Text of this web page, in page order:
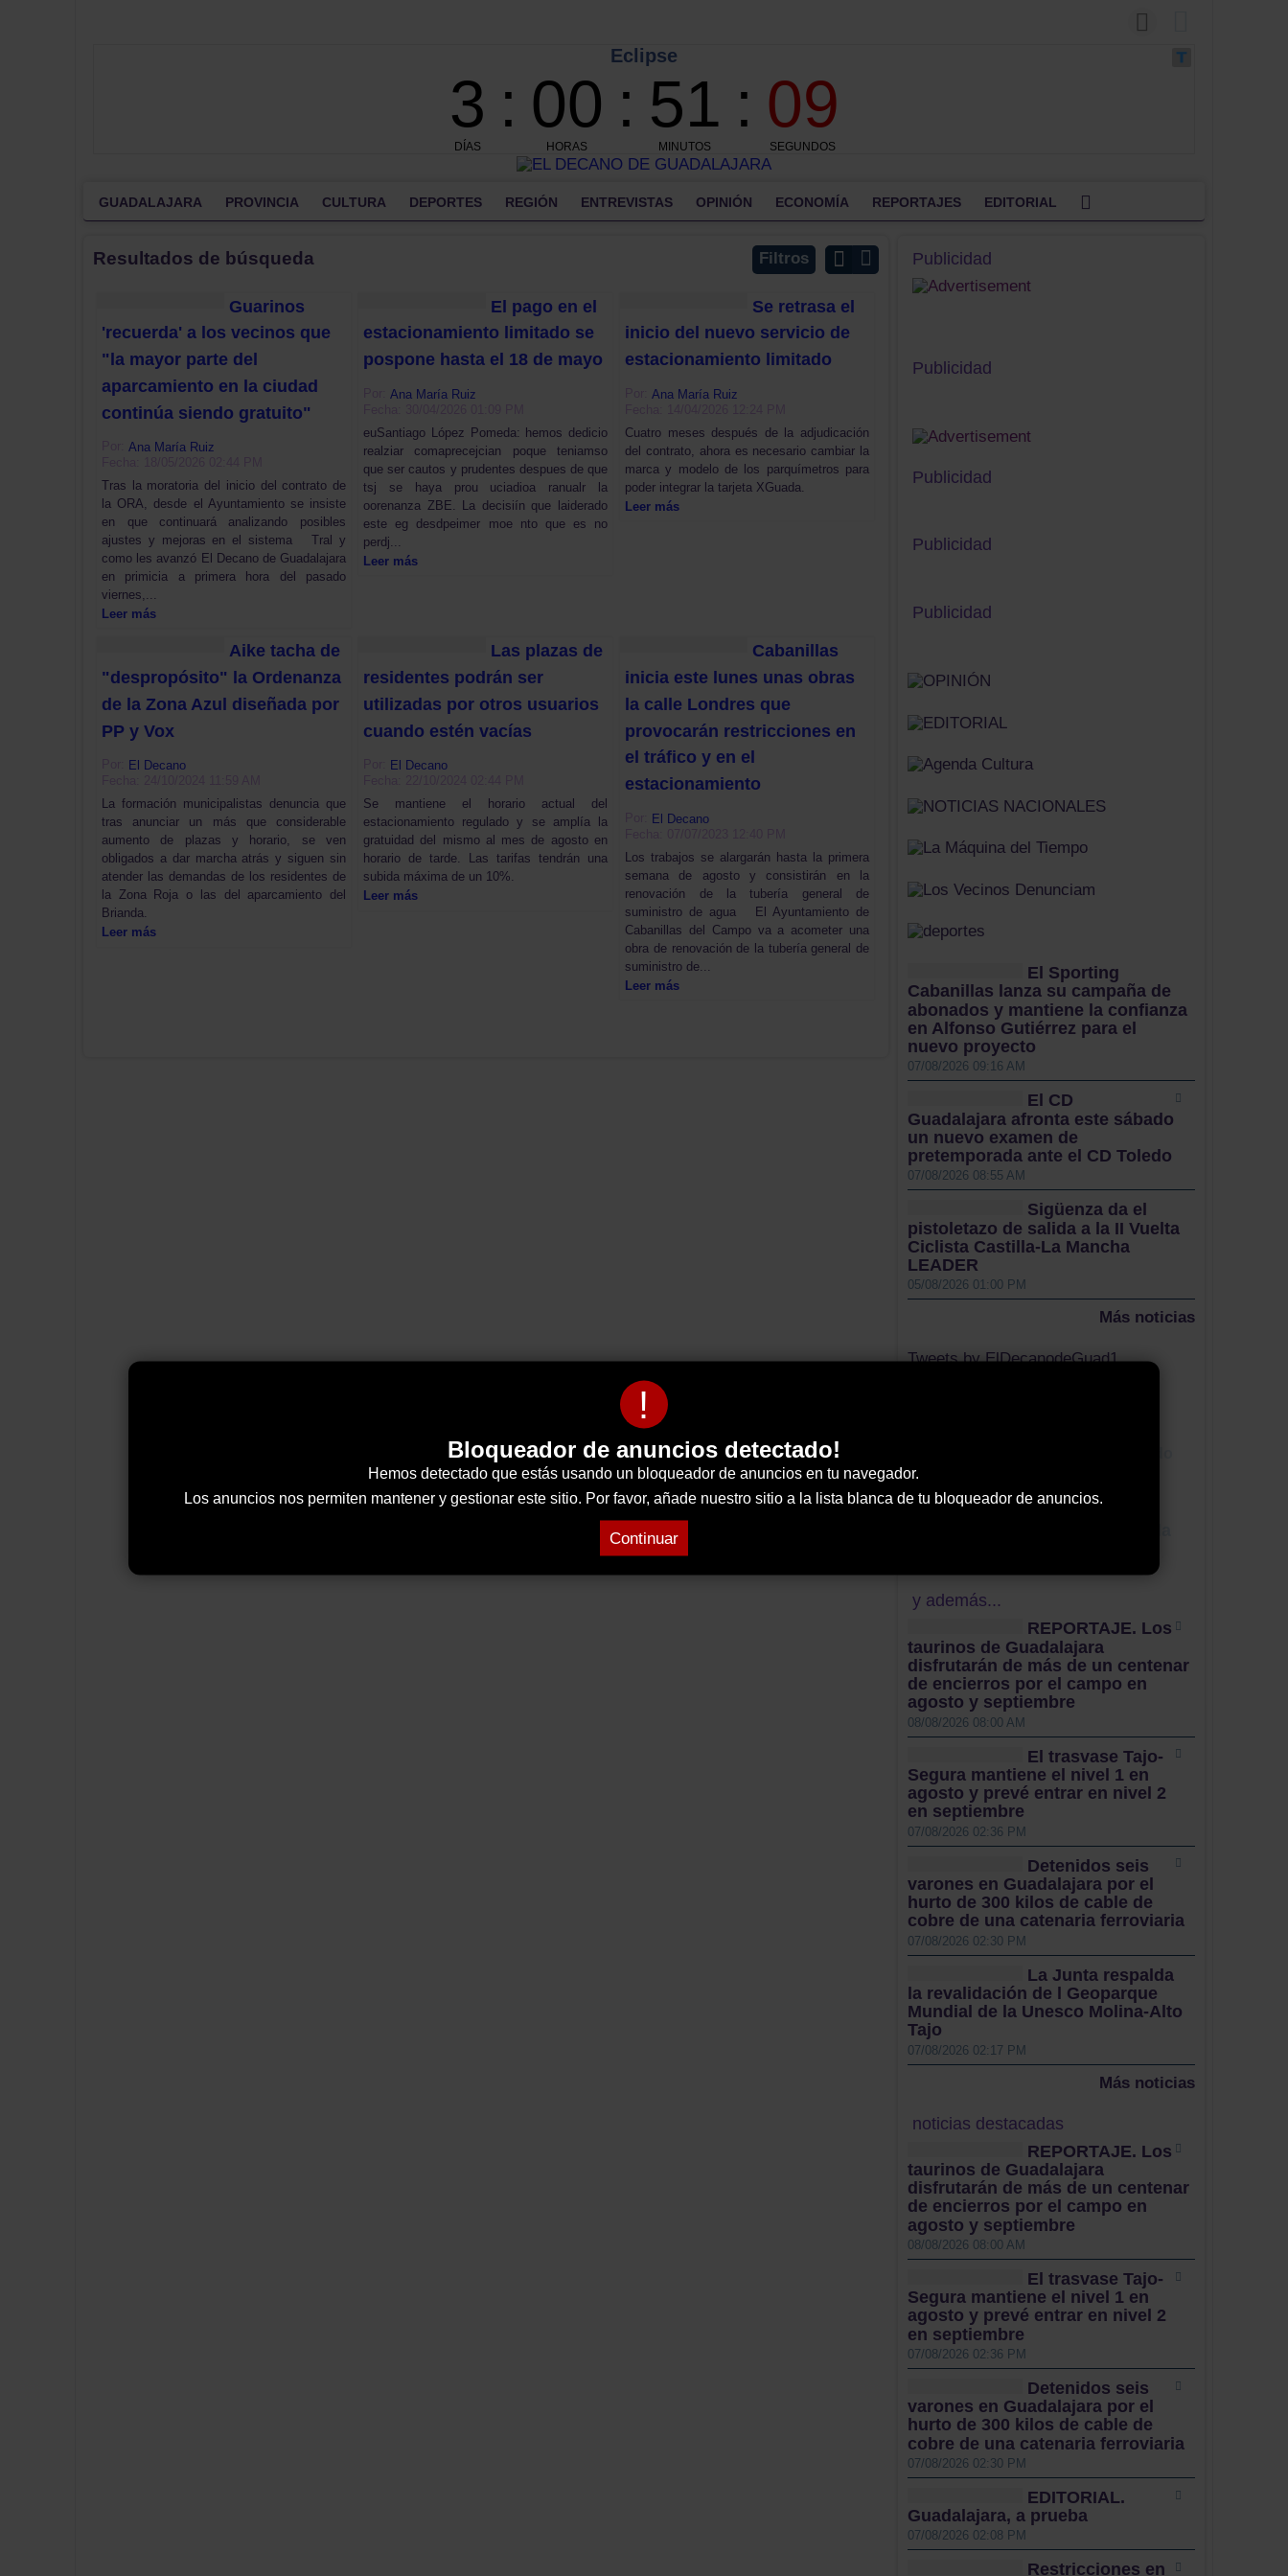
!
Bloqueador de anuncios detectado!
Hemos detectado que estás usando un bloqueador de anuncios en tu navegador.
Los anuncios nos permiten mantener y gestionar este sitio. Por favor, añade nuestro sitio a la lista blanca de tu bloqueador de anuncios.
Continuar
GUADALAJARA PROVINCIA CULTURA DEPORTES REGIÓN ENTREVISTAS OPINIÓN ECONOMÍA REPORTAJES EDITORIAL
Filtros
Resultados de búsqueda
Guarinos
'recuerda' a los vecinos que
"la mayor parte del
aparcamiento en la ciudad
continúa siendo gratuito"
Por:Ana María Ruiz
Tras la moratoria del inicio del contrato de
la ORA, desde el Ayuntamiento se insiste
en que continuará analizando posibles
ajustes y mejoras en el sistema Tral y
como les avanzó El Decano de Guadalajara
en primicia a primera hora del pasado
viernes,...
Leer más
El pago en el
estacionamiento limitado se
pospone hasta el 18 de mayo
Ana María Ruiz
euSantiago López Pomeda: hemos dedicio
realziar comaprecejcian poque teniamso
que ser cautos y prudentes despues de que
tsj se haya prou uciadioa ranualr la
oorenanza ZBE. La decisiín que laiderado
este eg desdpeimer moe nto que es no
perdj...
Leer más
Se retrasa el
inicio del nuevo servicio de
estacionamiento limitado
Ana María Ruiz
Cuatro meses después de la adjudicación
del contrato, ahora es necesario cambiar la
marca y modelo de los parquímetros para
poder integrar la tarjeta XGuada.
Leer más
Aike tacha de
"despropósito" la Ordenanza
de la Zona Azul diseñada por
PP y Vox
El Decano
La formación municipalistas denuncia que
tras anunciar un más que considerable
aumento de plazas y horario, se ven
obligados a dar marcha atrás y siguen sin
atender las demandas de los residentes de
la Zona Roja o las del aparcamiento del
Brianda.
Leer más
Las plazas de
residentes podrán ser
utilizadas por otros usuarios
cuando estén vacías
El Decano
Se mantiene el horario actual del
estacionamiento regulado y se amplía la
gratuidad del mismo al mes de agosto en
horario de tarde. Las tarifas tendrán una
subida máxima de un 10%.
Leer más
Cabanillas
inicia este lunes unas obras
la calle Londres que
provocarán restricciones en
el tráfico y en el
estacionamiento
El Decano
Los trabajos se alargarán hasta la primera
semana de agosto y consistirán en la
renovación de la tubería general de
suministro de agua El Ayuntamiento de
Cabanillas del Campo va a acometer una
obra de renovación de la tubería general de
suministro de...
Leer más
Publicidad
Publicidad
Publicidad
Publicidad
Publicidad
El Sporting
Cabanillas lanza su campaña de
abonados y mantiene la confianza
en Alfonso Gutiérrez para el
nuevo proyecto
07/08/2026 09:16 AM
El CD
Guadalajara afronta este sábado
un nuevo examen de
pretemporada ante el CD Toledo
07/08/2026 08:55 AM
Sigüenza da el
pistoletazo de salida a la II Vuelta
Ciclista Castilla-La Mancha
LEADER
05/08/2026 01:00 PM
Más noticias
Tweets by ElDecanodeGuad1
PSOE
DGT javier toquero vivienda
y además...
REPORTAJE. Los
taurinos de Guadalajara
disfrutarán de más de un centenar
de encierros por el campo en
agosto y septiembre
08/08/2026 08:00 AM
El trasvase Tajo-
Segura mantiene el nivel 1 en
agosto y prevé entrar en nivel 2
en septiembre
07/08/2026 02:36 PM
Detenidos seis
varones en Guadalajara por el
hurto de 300 kilos de cable de
cobre de una catenaria ferroviaria
07/08/2026 02:30 PM
La Junta respalda
la revalidación de l Geoparque
Mundial de la Unesco Molina-Alto
Tajo
07/08/2026 02:17 PM
Más noticias
noticias destacadas
REPORTAJE. Los
taurinos de Guadalajara
disfrutarán de más de un centenar
de encierros por el campo en
agosto y septiembre
08/08/2026 08:00 AM
El trasvase Tajo-
Segura mantiene el nivel 1 en
agosto y prevé entrar en nivel 2
en septiembre
07/08/2026 02:36 PM
Detenidos seis
varones en Guadalajara por el
hurto de 300 kilos de cable de
cobre de una catenaria ferroviaria
07/08/2026 02:30 PM
EDITORIAL.
Guadalajara, a prueba
07/08/2026 02:08 PM
Restricciones en